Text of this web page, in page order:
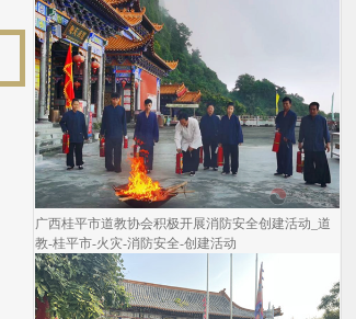
广西桂平市道教协会积极开展消防安全创建活动_道
教-桂平市-火灾-消防安全-创建活动